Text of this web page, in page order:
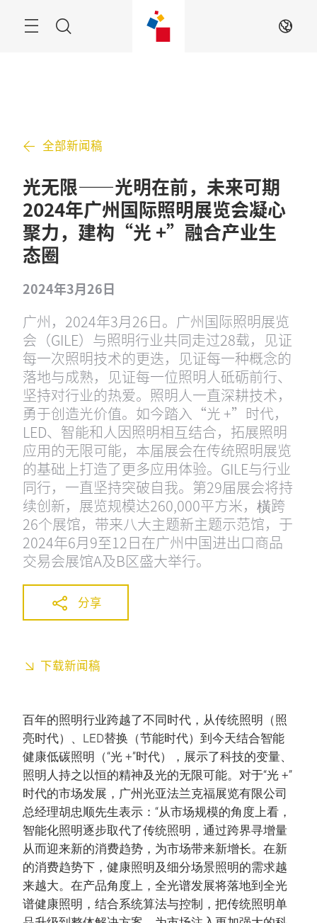
ZH
全部新闻稿
光无限——光明在前，未来可期
2024年广州国际照明展览会凝心
聚力，建构“光 +”融合产业生
态圈
2024年3月26日
广州，2024年3月26日。广州国际照明展览
会（GILE）与照明行业共同走过28载，见证
每一次照明技术的更迭，见证每一种概念的
落地与成熟，见证每一位照明人砥砺前行、
坚持对行业的热爱。照明人一直深耕技术，
勇于创造光价值。如今踏入“光 +”时代，
LED、智能和人因照明相互结合，拓展照明
应用的无限可能，本届展会在传统照明展览
的基础上打造了更多应用体验。GILE与行业
同行，一直坚持突破自我。第29届展会将持
续创新，展览规模达260,000平方米，橫跨
26个展馆，带来八大主题新主题示范馆，于
2024年6月9至12日在广州中国进出口商品
交易会展馆A及B区盛大举行。
分享
下载新闻稿
百年的照明行业跨越了不同时代，从传统照明（照
亮时代）、LED替换（节能时代）到今天结合智能
健康低碳照明（“光 +”时代），展示了科技的变量、
照明人持之以恒的精神及光的无限可能。对于“光 +”
时代的市场发展，广州光亚法兰克福展览有限公司
总经理胡忠顺先生表示：“从市场规模的角度上看，
智能化照明逐步取代了传统照明，通过跨界寻增量
从而迎来新的消费趋势，为市场带来新增长。在新
的消费趋势下，健康照明及细分场景照明的需求越
来越大。在产品角度上，全光谱发展将落地到全光
谱健康照明，结合系统算法与控制，把传统照明单